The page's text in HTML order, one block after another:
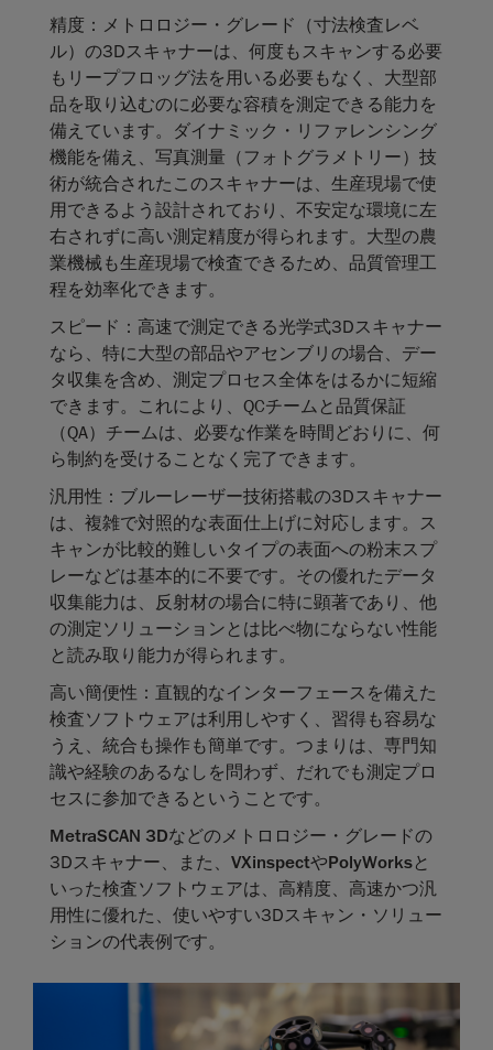
精度： メトロロジー・グレード（寸法検査レベ
ル）の3Dスキャナーは、何度もスキャンする必要
もリープフロッグ法を用いる必要もなく、大型部
品を取り込むのに必要な容積を測定できる能力を
備えています。ダイナミック・リファレンシング
機能を備え、写真測量（フォトグラメトリー）技
術が統合されたこのスキャナーは、生産現場で使
用できるよう設計されており、不安定な環境に左
右されずに高い測定精度が得られます。大型の農
業機械も生産現場で検査できるため、品質管理工
程を効率化できます。
スピード： 高速で測定できる光学式3Dスキャナー
なら、特に大型の部品やアセンブリの場合、デー
タ収集を含め、測定プロセス全体をはるかに短縮
できます。これにより、QCチームと品質保証
（QA）チームは、必要な作業を時間どおりに、何
ら制約を受けることなく完了できます。
汎用性： ブルーレーザー技術搭載の3Dスキャナー
は、複雑で対照的な表面仕上げに対応します。ス
キャンが比較的難しいタイプの表面への粉末スプ
レーなどは基本的に不要です。その優れたデータ
収集能力は、反射材の場合に特に顕著であり、他
の測定ソリューションとは比べ物にならない性能
と読み取り能力が得られます。
高い簡便性：直観的なインターフェースを備えた
検査ソフトウェアは利用しやすく、習得も容易な
うえ、統合も操作も簡単です。つまりは、専門知
識や経験のあるなしを問わず、だれでも測定プロ
セスに参加できるということです。
MetraSCAN 3Dなどのメトロロジー・グレードの
3Dスキャナー、また、 VXinspectやPolyWorksと
いった検査ソフトウェアは、高精度、高速かつ汎
用性に優れた、使いやすい3Dスキャン・ソリュー
ションの代表例です。